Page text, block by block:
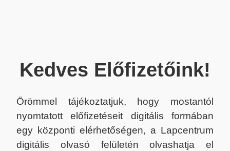
Kedves Előfizetőink!
Örömmel tájékoztatjuk, hogy mostantól
nyomtatott előfizetéseit digitális formában
egy központi elérhetőségen, a Lapcentrum
digitális olvasó felületén olvashatja el